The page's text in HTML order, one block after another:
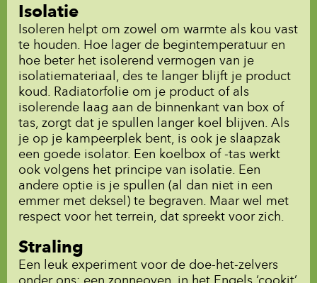
Isolatie
Isoleren helpt om zowel om warmte als kou vast
te houden. Hoe lager de begintemperatuur en
hoe beter het isolerend vermogen van je
isolatiemateriaal, des te langer blijft je product
koud. Radiatorfolie om je product of als
isolerende laag aan de binnenkant van box of
tas, zorgt dat je spullen langer koel blijven. Als
je op je kampeerplek bent, is ook je slaapzak
een goede isolator. Een koelbox of -tas werkt
ook volgens het principe van isolatie. Een
andere optie is je spullen (al dan niet in een
emmer met deksel) te begraven. Maar wel met
respect voor het terrein, dat spreekt voor zich.
Straling
Een leuk experiment voor de doe-het-zelvers